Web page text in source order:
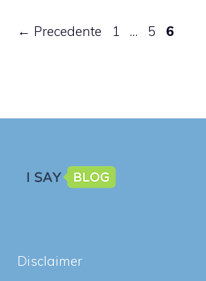
← Precedente Pagina
1 … Pagina
5 Pagina
6
Disclaimer